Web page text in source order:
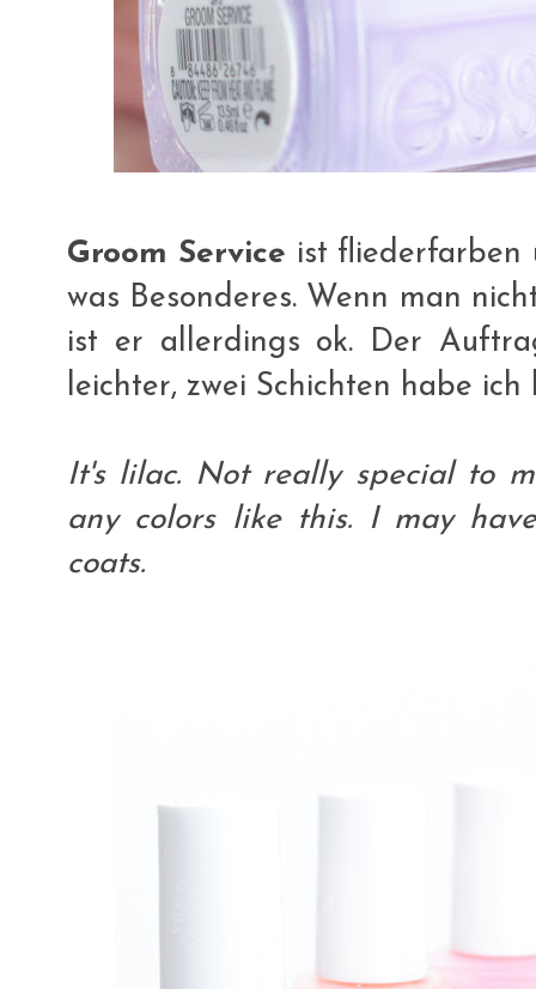
Groom Service ist fliederfarben
was Besonderes. Wenn man
ist er allerdings ok. Der
leichter, zwei Schichten habe ich
It's lilac. Not really special to
any colors like this. I may
coats.